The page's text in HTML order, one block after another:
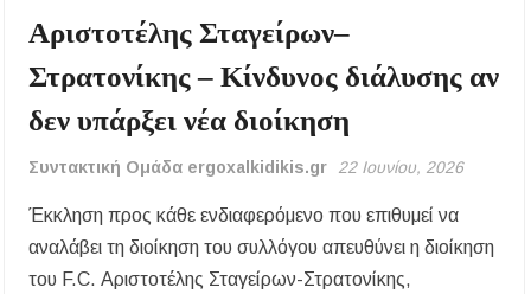
Αριστοτέλης Σταγείρων–
Στρατονίκης – Κίνδυνος διάλυσης αν
δεν υπάρξει νέα διοίκηση
Συντακτική Ομάδα ergoxalkidikis.gr 22 Ιουνίου, 2026
Έκκληση προς κάθε ενδιαφερόμενο που επιθυμεί να
αναλάβει τη διοίκηση του συλλόγου απευθύνει η διοίκηση
του F.C. Αριστοτέλης Σταγείρων-Στρατονίκης,